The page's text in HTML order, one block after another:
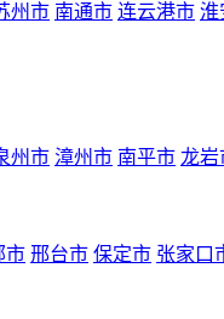
州市 南通市 连云港市 淮
州市 漳州市 南平市 龙岩
市 邢台市 保定市 张家口